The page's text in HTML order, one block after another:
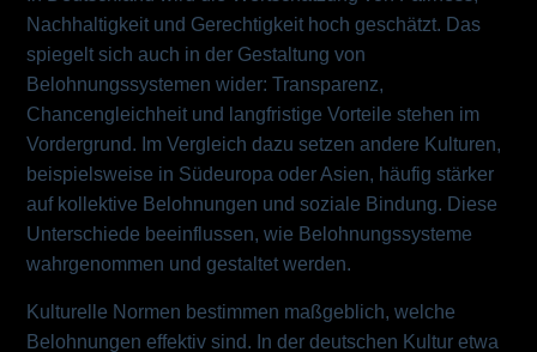
Nachhaltigkeit und Gerechtigkeit hoch geschätzt. Das
spiegelt sich auch in der Gestaltung von
Belohnungssystemen wider: Transparenz,
Chancengleichheit und langfristige Vorteile stehen im
Vordergrund. Im Vergleich dazu setzen andere Kulturen,
beispielsweise in Südeuropa oder Asien, häufig stärker
auf kollektive Belohnungen und soziale Bindung. Diese
Unterschiede beeinflussen, wie Belohnungssysteme
wahrgenommen und gestaltet werden.
Kulturelle Normen bestimmen maßgeblich, welche
Belohnungen effektiv sind. In der deutschen Kultur etwa